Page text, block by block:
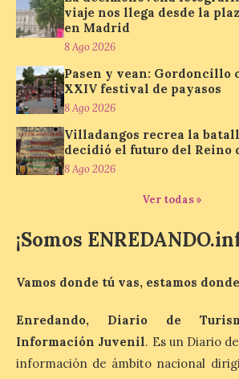
jóvenes “Enredando.info”. Pilar Aller Aller
nos envía la décimo […]
Los minerales y sus usos
más comunes centran la
nueva exposición del
Museo de la Siderurgia y
la Minería de Sabero
La exposición que se
inaugurará el sábado día 8
media de la mañana,
durante la ‘Feria de
León’, podrá visitarse hasta finales del
mes de noviembre, con […]
viaje nos llega desde la
en Madrid
8 Ago 2026
Pasen y vean: Gordoncillo
XXIV festival de payasos
8 Ago 2026
Villadangos recrea la
decidió el futuro del Reino
8 Ago 2026
Ver todas »
¡Somos
Vamos donde tú vas, estamos
Enredando, Diario de
Información Juvenil. Es un Diario
información de ámbito nacional